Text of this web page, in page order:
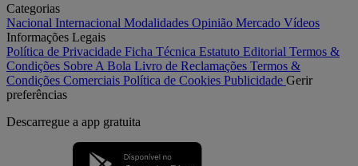
Categorias
Nacional Internacional Modalidades Opinião Mercado Vídeos
Informações Legais
Política de Privacidade Ficha Técnica Estatuto Editorial Termos &
Condições Sobre A Bola Livro de Reclamações Termos &
Condições Comerciais Política de Cookies Publicidade Gerir
preferências
Descarregue a app gratuita